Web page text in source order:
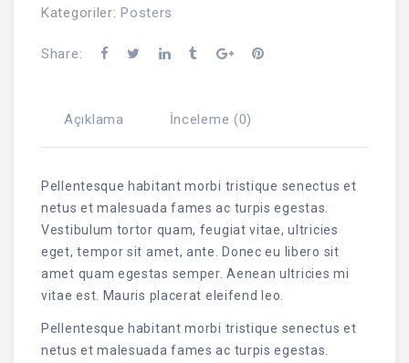
Kategoriler:Posters
Share:
Açıklama İnceleme (0)
Pellentesque habitant morbi tristique senectus et
netus et malesuada fames ac turpis egestas.
Vestibulum tortor quam, feugiat vitae, ultricies
eget, tempor sit amet, ante. Donec eu libero sit
amet quam egestas semper. Aenean ultricies mi
vitae est. Mauris placerat eleifend leo.
Pellentesque habitant morbi tristique senectus et
netus et malesuada fames ac turpis egestas.